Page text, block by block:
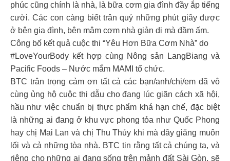
phúc cũng chính là nhà, là bữa cơm gia đình đầy ắp tiếng
cười. Các con càng biết trân quý những phút giây được
ở bên gia đình, bên mâm cơm nhà giản dị mà đầm ấm.
Công bố kết quả cuộc thi “Yêu Hơn Bữa Cơm Nhà” do
#LoveYourBody kết hợp cùng Nông sản LangBiang và
Pacific Foods – Nước mắm MAMI tổ chức.
BTC trân trọng cảm ơn tất cả các bạn/anh/chị/em đã vô
cùng ủng hộ cuộc thi dẫu cho đang lúc giãn cách xã hội,
hầu như việc chuẩn bị thực phẩm khá hạn chế, đặc biệt
là những ai đang ở khu vực phong tỏa như Quốc Phong
hay chị Mai Lan và chị Thu Thủy khi mà dây giăng muôn
lối và cả những tòa nhà. BTC tin rằng tất cả chúng ta, và
riêng cho những ai đang sống trên mảnh đất Sài Gòn, sẽ